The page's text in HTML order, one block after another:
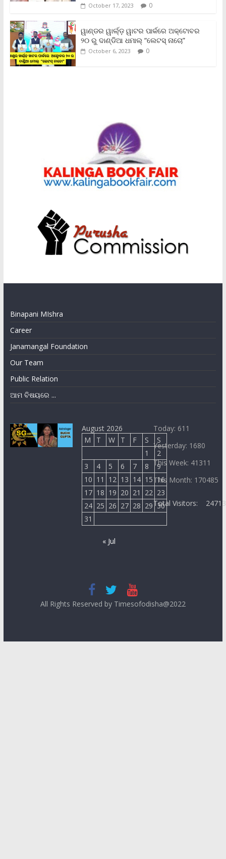
October 17, 2023 0
ୱାଣ୍ଡର ୱାର୍ଲ୍‌ଡ଼ ୱାଟର ପାର୍କରେ ଅକ୍ଟୋବର
୨୦ ରୁ ଦାଣ୍ଡିଆ ଧମାଲ୍ “ଲେଟସ୍ ନାଚୋ”
October 6, 2023 0
Binapani MIshra
Career
Janamangal Foundation
Our Team
Public Relation
ଆମ ବିଷୟରେ ...
August 2026
M
T W T F S
S
1
2
3
4 5 6 7 8
9
10 11 12 13 14 15 16
17 18 19 20 21 22 23
24 25 26 27 28 29 30
31
« Jul
Today: 611
Yesterday: 1680
This Week: 41311
This Month: 170485
Total Visitors:
All Rights Reserved by Timesofodisha@2022